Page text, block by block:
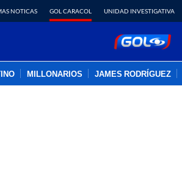
NOTICAS GOL CARACOL UNIDAD INVESTIGATIVA
MILLONARIOS JAMES RODRÍGUEZ